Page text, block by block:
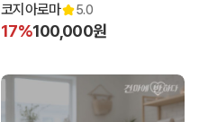
코지아로마 5.0
17%100,000원